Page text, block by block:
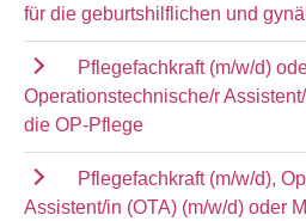
für die geburtshilflichen und
Pflegefachkraft (m/w/d)
Operationstechnische/r
die OP-Pflege
Pflegefachkraft (m/w/d),
Assistent/in (OTA) (m/w/d) oder